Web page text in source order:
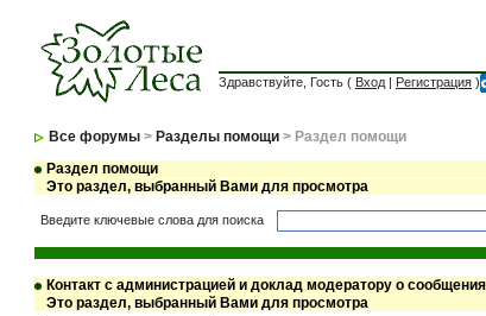
Здравствуйте, Гость ( Вход | Регистрация )
Все форумы > Разделы помощи > Раздел помощи
Раздел помощи
Это раздел, выбранный Вами для просмотра
Введите ключевые слова для поиска
Контакт с администрацией и доклад модератору о
Это раздел, выбранный Вами для просмотра